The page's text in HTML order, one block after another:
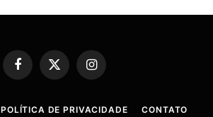
Facebook
X
Instagram
POLÍTICA DE PRIVACIDADE CONTATO